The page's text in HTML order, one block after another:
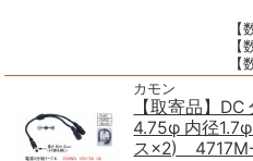
カモン
【取寄品】
4.75φ 内径
ス×2)